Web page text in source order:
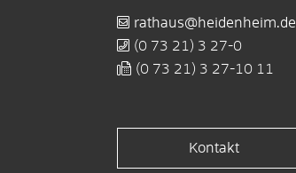
rathaus@heidenheim.de
(0 73 21) 3 27-0
(0 73 21) 3 27-10 11
Kontakt